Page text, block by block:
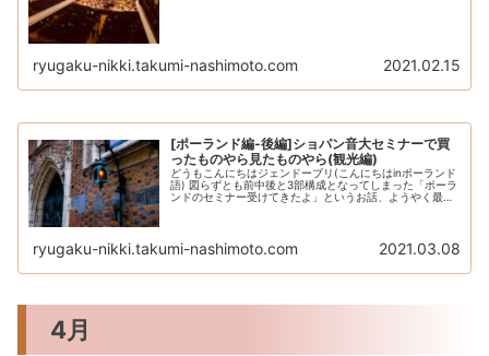
ryugaku-nikki.takumi-nashimoto.com 2021.02.15
[ポーランド編-後編]ショパン音大セミナーで買
ったものやら見たものやら(観光編)
どうもこんにちはジェンドーブリ(こんにちはinポーランド
語) 図らずとも前中後と3部構成となってしまった「ポーラ
ンドのセミナー受けてきたよ」というお話、ようやく最終
ryugaku-nikki.takumi-nashimoto.com 2021.03.08
4月